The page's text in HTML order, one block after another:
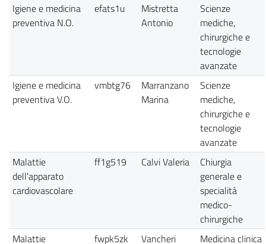
Igiene e medicina
preventiva N.O.
efats1u
Mistretta
Antonio
Scienze
mediche,
chirurgiche e
tecnologie
avanzate
Igiene e medicina
preventiva V.O.
vmbtg76
Marranzano
Marina
Scienze
mediche,
chirurgiche e
tecnologie
avanzate
Malattie
dell'apparato
cardiovascolare
ff1g519 Calvi Valeria
Chiurgia
generale e
specialità
medico-
chirurgiche
Malattie
fwpk5zk
Vancheri
Medicina clinica